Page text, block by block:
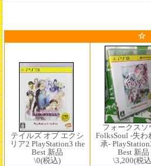
☆
テイルズ オブ エクシ
リア2 PlayStation3 the
Best 新品
\0(税込)
フォークスソ
FolksSoul -失わ
承-
Best 新品
\3,200(税